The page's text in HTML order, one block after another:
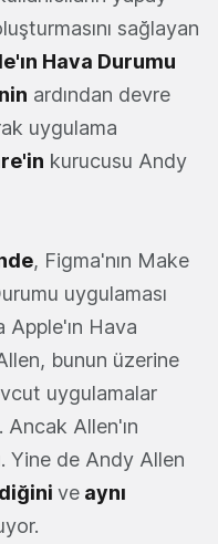
sağlayan
Hava Durumu
ardından devre
uygulama
'in kurucusu Andy
, Figma'nın Make
uygulaması
Apple'ın Hava
bunun üzerine
uygulamalar
Allen'ın
Yine de Andy Allen
ve aynı